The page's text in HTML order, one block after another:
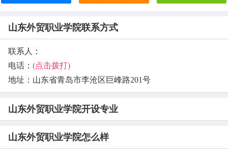
山东外贸职业学院联系方式
联系人：
电话： (点击拨打)
地址：山东省青岛市李沧区巨峰路201号
山东外贸职业学院开设专业
山东外贸职业学院怎么样